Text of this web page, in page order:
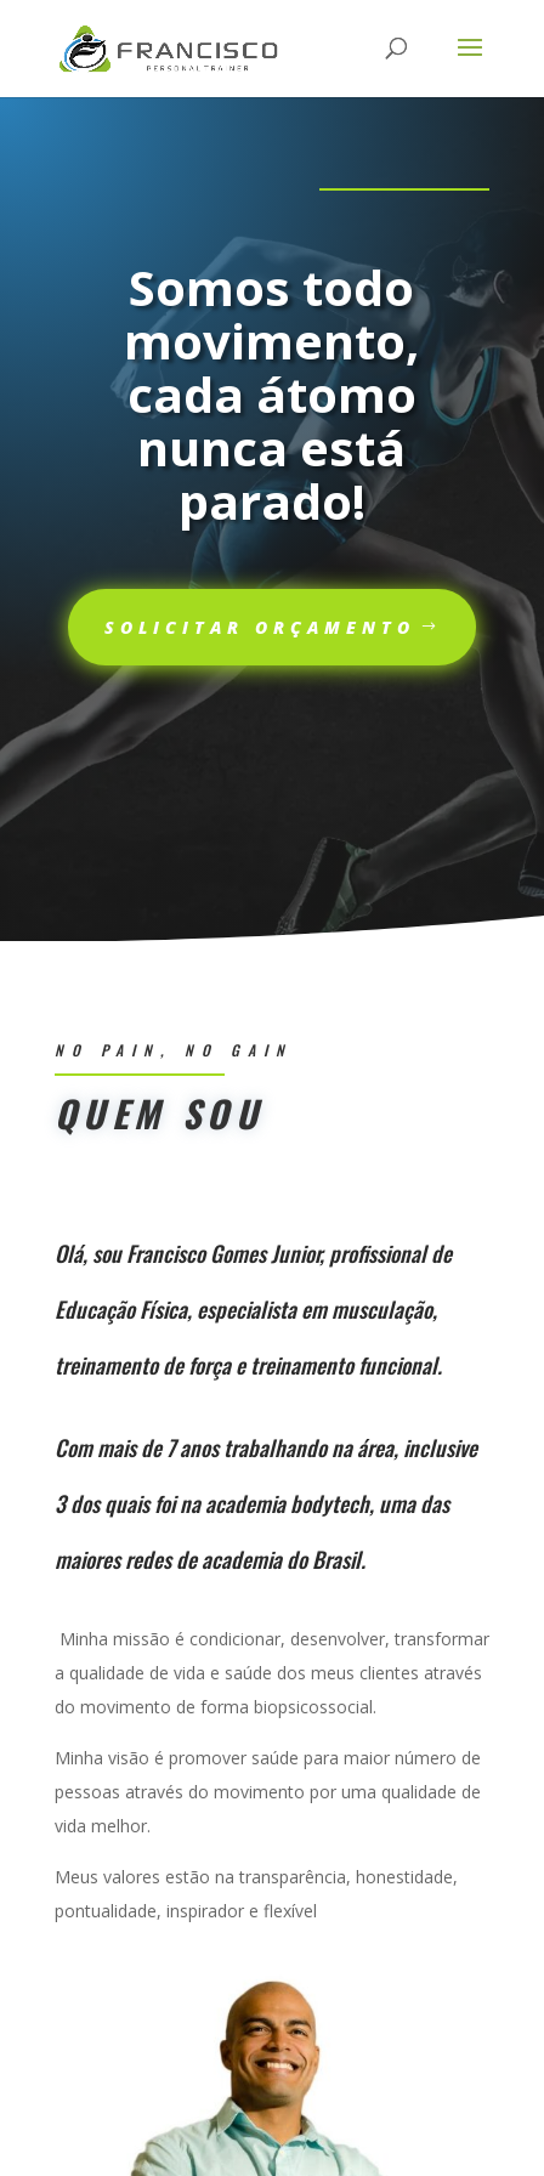
Somos todo
movimento,
cada átomo
nunca está
parado!
SOLICITAR ORÇAMENTO
NO PAIN, NO GAIN
QUEM SOU
Olá, sou Francisco Gomes Junior, profissional de
Educação Física, especialista em musculação,
treinamento de força e treinamento funcional.
Com mais de 7 anos trabalhando na área, inclusive
3 dos quais foi na academia bodytech, uma das
maiores redes de academia do Brasil.
Minha missão é condicionar, desenvolver, transformar
a qualidade de vida e saúde dos meus clientes através
do movimento de forma biopsicossocial.
Minha visão é promover saúde para maior número de
pessoas através do movimento por uma qualidade de
vida melhor.
Meus valores estão na transparência, honestidade,
pontualidade, inspirador e flexível